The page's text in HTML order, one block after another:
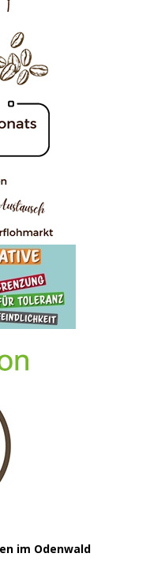
im Odenwald